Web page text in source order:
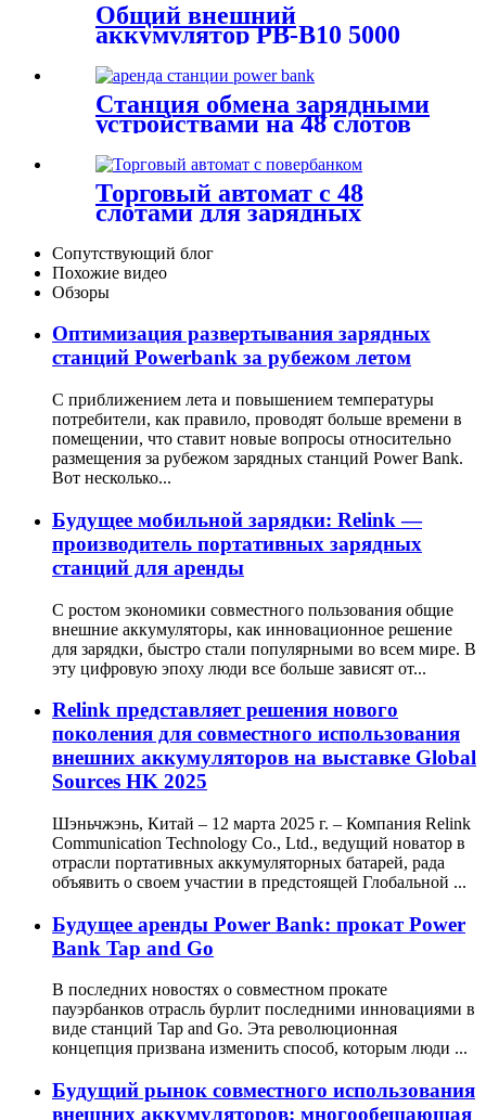
Общий внешний
аккумулятор PB-B10 5000
мАч
Станция обмена зарядными
устройствами на 48 слотов
Торговый автомат с 48
слотами для зарядных
устройств
Сопутствующий блог
Похожие видео
Обзоры
Оптимизация развертывания зарядных
станций Powerbank за рубежом летом
С приближением лета и повышением температуры
потребители, как правило, проводят больше времени в
помещении, что ставит новые вопросы относительно
размещения за рубежом зарядных станций Power Bank.
Вот несколько...
Будущее мобильной зарядки: Relink —
производитель портативных зарядных
станций для аренды
С ростом экономики совместного пользования общие
внешние аккумуляторы, как инновационное решение
для зарядки, быстро стали популярными во всем мире. В
эту цифровую эпоху люди все больше зависят от...
Relink представляет решения нового
поколения для совместного использования
внешних аккумуляторов на выставке Global
Sources HK 2025
Шэньчжэнь, Китай – 12 марта 2025 г. – Компания Relink
Communication Technology Co., Ltd., ведущий новатор в
отрасли портативных аккумуляторных батарей, рада
объявить о своем участии в предстоящей Глобальной ...
Будущее аренды Power Bank: прокат Power
Bank Tap and Go
В последних новостях о совместном прокате
пауэрбанков отрасль бурлит последними инновациями в
виде станций Tap and Go. Эта революционная
концепция призвана изменить способ, которым люди ...
Будущий рынок совместного использования
внешних аккумуляторов: многообещающая